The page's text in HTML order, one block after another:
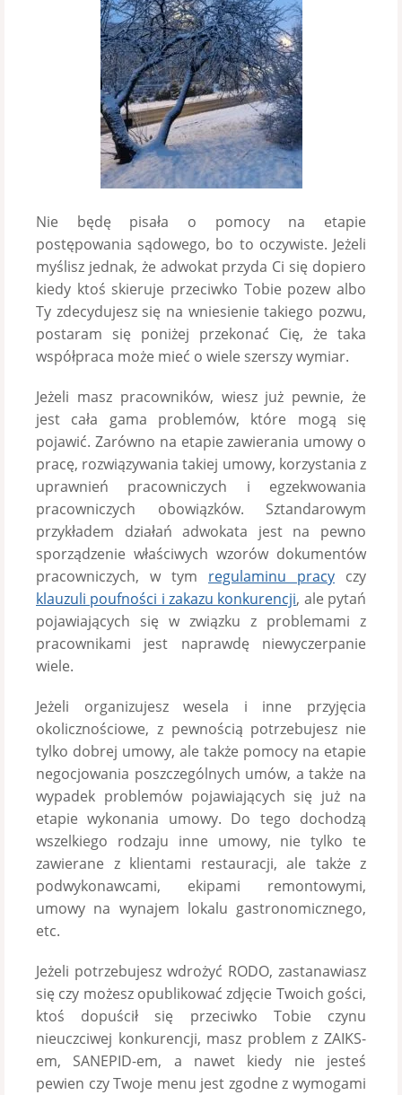
Nie będę pisała o pomocy na etapie
postępowania sądowego, bo to oczywiste. Jeżeli
myślisz jednak, że adwokat przyda Ci się dopiero
kiedy ktoś skieruje przeciwko Tobie pozew albo
Ty zdecydujesz się na wniesienie takiego pozwu,
postaram się poniżej przekonać Cię, że taka
współpraca może mieć o wiele szerszy wymiar.
Jeżeli masz pracowników, wiesz już pewnie, że
jest cała gama problemów, które mogą się
pojawić. Zarówno na etapie zawierania umowy o
pracę, rozwiązywania takiej umowy, korzystania z
uprawnień pracowniczych i egzekwowania
pracowniczych obowiązków. Sztandarowym
przykładem działań adwokata jest na pewno
sporządzenie właściwych wzorów dokumentów
pracowniczych, w tym regulaminu pracy czy
klauzuli poufności i zakazu konkurencji, ale pytań
pojawiających się w związku z problemami z
pracownikami jest naprawdę niewyczerpanie
wiele.
Jeżeli organizujesz wesela i inne przyjęcia
okolicznościowe, z pewnością potrzebujesz nie
tylko dobrej umowy, ale także pomocy na etapie
negocjowania poszczególnych umów, a także na
wypadek problemów pojawiających się już na
etapie wykonania umowy. Do tego dochodzą
wszelkiego rodzaju inne umowy, nie tylko te
zawierane z klientami restauracji, ale także z
podwykonawcami, ekipami remontowymi,
umowy na wynajem lokalu gastronomicznego,
etc.
Jeżeli potrzebujesz wdrożyć RODO, zastanawiasz
się czy możesz opublikować zdjęcie Twoich gości,
ktoś dopuścił się przeciwko Tobie czynu
nieuczciwej konkurencji, masz problem z ZAIKS-
em, SANEPID-em, a nawet kiedy nie jesteś
pewien czy Twoje menu jest zgodne z wymogami